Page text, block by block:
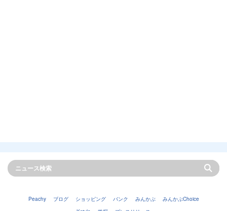
Peachy ブログ ショッピング バンク みんかぶ
みんかぶChoice